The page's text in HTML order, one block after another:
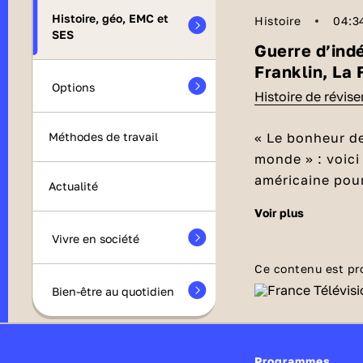
Histoire, géo, EMC et
SES
Options
Méthodes de travail
Actualité
Vivre en société
Bien-être au quotidien
Histoire
Guerre
Franklin, La
Histoire de
« Le bonheur
monde » :
américaine
Louis XVI.
L'influence
En 1776, c’est
domination
est envoyé en
voir plus
Ce contenu est